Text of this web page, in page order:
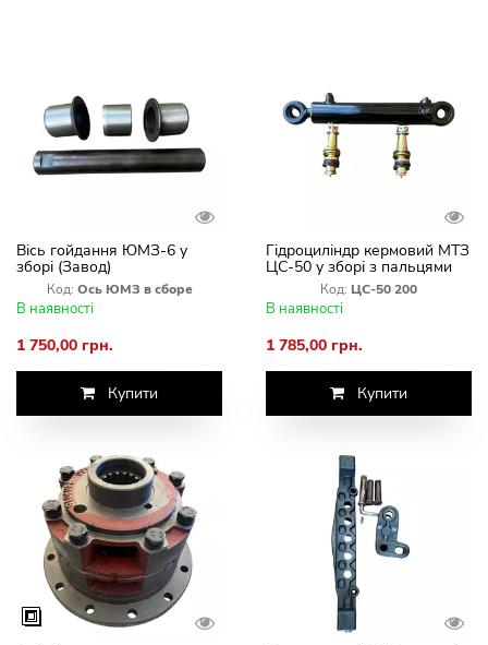
Вісь гойдання ЮМЗ-6 у
зборі (Завод)
Код: Ось ЮМЗ в сборе
В наявності
1 750,00 грн.
Купити
Гідроциліндр кермовий МТЗ
ЦС-50 у зборі з пальцями
Код: ЦС-50 200
В наявності
1 785,00 грн.
Купити